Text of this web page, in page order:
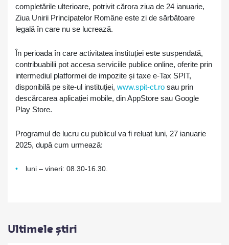
completările ulterioare, potrivit cărora ziua de 24 ianuarie,
Ziua Unirii Principatelor Române este zi de sărbătoare
legală în care nu se lucrează.
În perioada în care activitatea instituției este suspendată,
contribuabilii pot accesa serviciile publice online, oferite prin
intermediul platformei de impozite și taxe e-Tax SPIT,
disponibilă pe site-ul instituției, www.spit-ct.ro sau prin
descărcarea aplicației mobile, din AppStore sau Google
Play Store.
Programul de lucru cu publicul va fi reluat luni, 27 ianuarie
2025, după cum urmează:
luni – vineri: 08.30-16.30.
Ultimele știri